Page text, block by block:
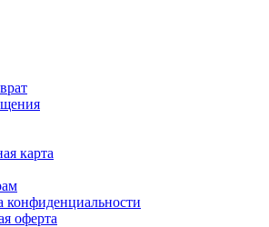
карта
конфиденциальности
оферта